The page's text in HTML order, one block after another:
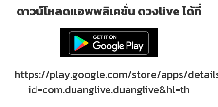
ดาวน์โหลดแอพพลิเคชั่น ดวงlive ได้ที่
https://play.google.com/store/apps/
id=com.duanglive.duanglive&hl=th